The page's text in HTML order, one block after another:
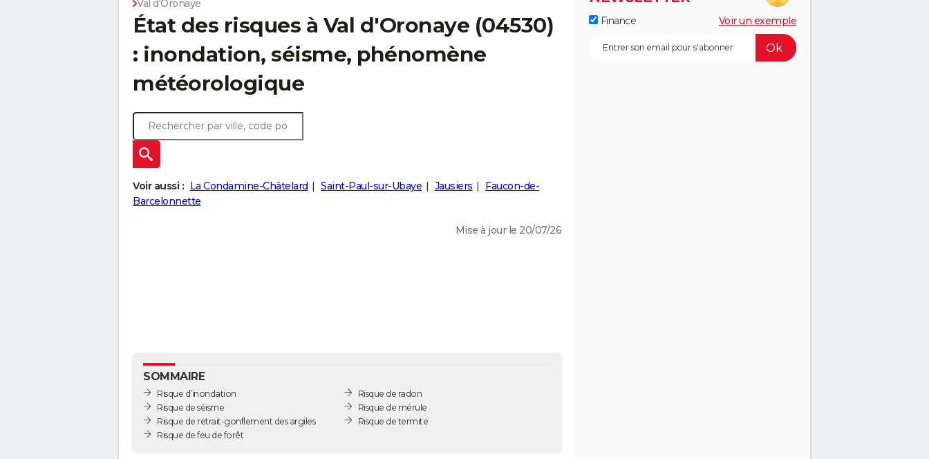
Val d'Oronaye
État des risques à Val d'Oronaye (04530)
: inondation, séisme, phénomène
météorologique
Voir aussi : La Condamine-Châtelard Saint-Paul-sur-Ubaye Jausiers
Faucon-de-
Barcelonnette
Mise à jour le 20/07/26
SOMMAIRE
Risque d’inondation
Risque de séisme
Risque de retrait-gonflement des argiles
Risque de feu de forêt
Risque de radon
Risque de mérule
Risque de termite
Finance Voir un exemple